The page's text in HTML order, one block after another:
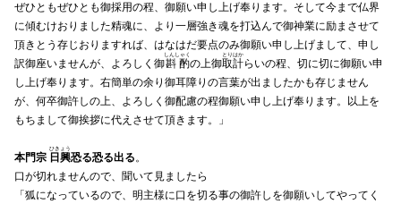
ぜひともぜひとも御採用の程、御願い申し上げ奉ります。そして今まで仏界
に傾むけおりました精魂に、より一層強き魂を打込んで御神業に励まさせて
頂きとう存じおりますれば、はなはだ要点のみ御願い申し上げまして、申し
訳御座いませんが、よろしく御斟酌
しんしゃく
の上御取計
とりはか
らいの程、切に切に御願い申
し上げ奉ります。右簡単の余り御耳障りの言葉が出ましたかも存じません
が、何卒御許しの上、よろしく御配慮の程御願い申し上げ奉ります。以上を
もちまして御挨拶に代えさせて頂きます。」
本門宗 日興
ひきょう
恐る恐る出る。
口が切れませんので、聞いて見ましたら
「狐になっているので、明主様に口を切る事の御許しを御願いしてやってく